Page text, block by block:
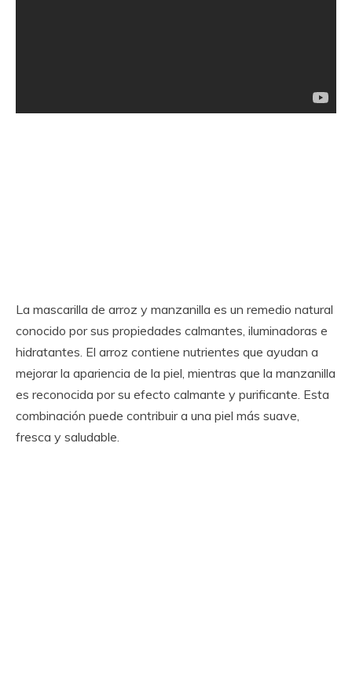
La mascarilla de arroz y manzanilla es un remedio natural
conocido por sus propiedades calmantes, iluminadoras e
hidratantes. El arroz contiene nutrientes que ayudan a
mejorar la apariencia de la piel, mientras que la manzanilla
es reconocida por su efecto calmante y purificante. Esta
combinación puede contribuir a una piel más suave,
fresca y saludable.